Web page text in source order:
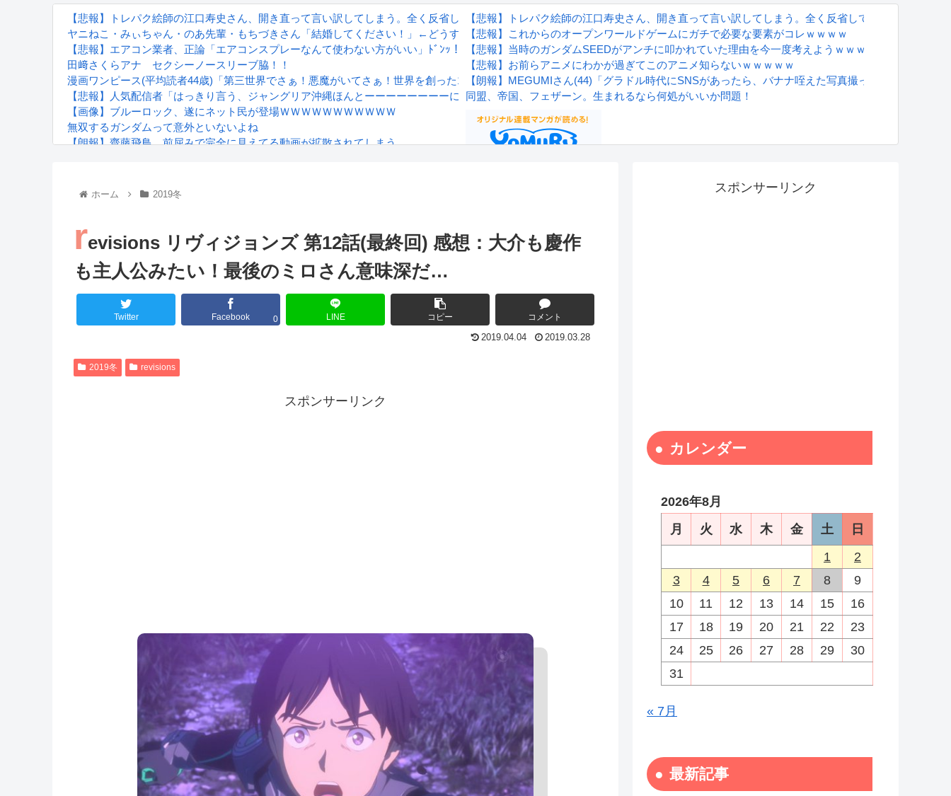
【悲報】トレパク絵師の江口寿史さん、開き直って言い訳してしまう。全く反省してないと話題に
ヤニねこ・みぃちゃん・のあ先輩・もちづきさん「結婚してください！」←どうする？
【悲報】エアコン業者、正論「エアコンスプレーなんて使わない方がいい」ﾄﾞﾝｯ！
田﨑さくらアナ セクシーノースリーブ脇！！
漫画ワンピース(平均読者44歳)「第三世界でさぁ！悪魔がいてさぁ！世界を創った19の武器がさぁ！」
【悲報】人気配信者「はっきり言う、ジャングリア沖縄ほんとーーーーーーーーにおもんない！！！！」→炎上
【画像】ブルーロック、遂にネット民が登場ＷＷＷＷＷＷＷＷＷＷＷ
無双するガンダムって意外といないよね
【朗報】齋藤飛鳥、前屈みで完全に見えてる動画が拡散されてしまう…
るろうに剣心 -明治剣客浪漫譚- 京都動乱 第33話の感想
Powered by livedoor 相互RSS
【悲報】トレパク絵師の江口寿史さん、開き直って言い訳してしまう。全く反省してないと話題に
【悲報】これからのオープンワールドゲームにガチで必要な要素がコレｗｗｗｗ
【悲報】当時のガンダムSEEDがアンチに叩かれていた理由を今一度考えようｗｗｗ
【悲報】お前らアニメにわかが過ぎてこのアニメ知らないｗｗｗｗｗ
【朗報】MEGUMIさん(44)「グラドル時代にSNSがあったら、バナナ咥えた写真撮ってたと思う」
同盟、帝国、フェザーン。生まれるなら何処がいいか問題！
ホーム 2019冬
revisions リヴィジョンズ 第12話(最終回) 感想：大介も慶作
も主人公みたい！最後のミロさん意味深だ…
Twitter Facebook 0 LINE コピー コメント
2019.04.04 2019.03.28
2019冬 revisions
スポンサーリンク
スポンサーリンク
カレンダー
2026年8月
月
火 水 木 金 土
日
1
2
3
4 5 6 7 8
9
10
11 12 13 14 15
16
17
18 19 20 21 22
23
24
25 26 27 28 29
30
31
« 7月
最新記事